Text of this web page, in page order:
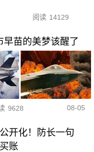
阅读 14129
苗的美梦该醒了
9628 08-05
开化！防长一句
账